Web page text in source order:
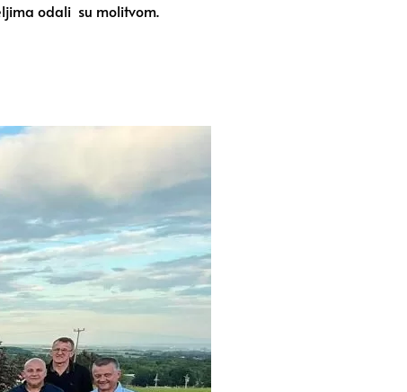
odali su molitvom.